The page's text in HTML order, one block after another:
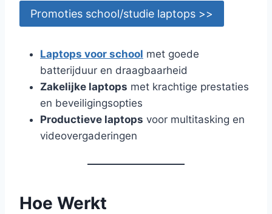
Promoties school/studie laptops >>
Laptops voor school met goede
batterijduur en draagbaarheid
Zakelijke laptops met krachtige prestaties
en beveiligingsopties
Productieve laptops voor multitasking en
videovergaderingen
Hoe Werkt